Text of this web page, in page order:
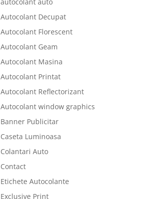
Autocolant Decupat
Autocolant Florescent
Autocolant Geam
Autocolant Masina
Autocolant Printat
Autocolant Reflectorizant
Autocolant window graphics
Banner Publicitar
Caseta Luminoasa
Colantari Auto
Contact
Etichete Autocolante
Exclusive Print